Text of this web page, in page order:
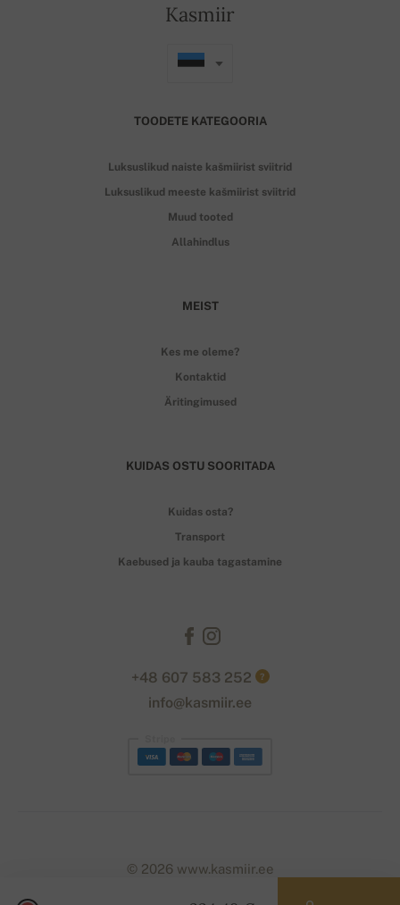
Kasmiir
TOODETE KATEGOORIA
Luksuslikud naiste kašmiirist sviitrid
Luksuslikud meeste kašmiirist sviitrid
Muud tooted
Allahindlus
MEIST
Kes me oleme?
Kontaktid
Äritingimused
KUIDAS OSTU SOORITADA
Kuidas osta?
Transport
Kaebused ja kauba tagastamine
+48 607 583 252 ?
info@kasmiir.ee
© 2026 www.kasmiir.ee